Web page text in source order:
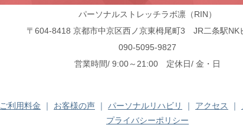
パーソナルストレッチラボ凛（RIN）
〒604-8418 京都市中京区西ノ京東栂尾町3 JR二条駅NK
090-5095-9827
営業時間/ 9:00～21:00 定休日/ 金・日
ご利用料金 ｜ お客様の声 ｜ パーソナルリハビリ ｜ アクセス ｜
プライバシーポリシー